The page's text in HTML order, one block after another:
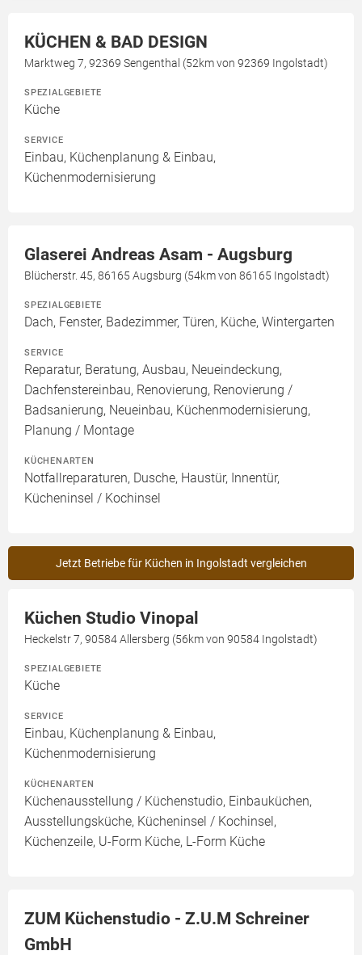
KÜCHEN & BAD DESIGN
Marktweg 7, 92369 Sengenthal (52km von 92369 Ingolstadt)
SPEZIALGEBIETE
Küche
SERVICE
Einbau, Küchenplanung & Einbau,
Küchenmodernisierung
Glaserei Andreas Asam - Augsburg
Blücherstr. 45, 86165 Augsburg (54km von 86165 Ingolstadt)
SPEZIALGEBIETE
Dach, Fenster, Badezimmer, Türen, Küche, Wintergarten
SERVICE
Reparatur, Beratung, Ausbau, Neueindeckung,
Dachfenstereinbau, Renovierung, Renovierung /
Badsanierung, Neueinbau, Küchenmodernisierung,
Planung / Montage
KÜCHENARTEN
Notfallreparaturen, Dusche, Haustür, Innentür,
Kücheninsel / Kochinsel
Jetzt Betriebe für Küchen in Ingolstadt vergleichen
Küchen Studio Vinopal
Heckelstr 7, 90584 Allersberg (56km von 90584 Ingolstadt)
SPEZIALGEBIETE
Küche
SERVICE
Einbau, Küchenplanung & Einbau,
Küchenmodernisierung
KÜCHENARTEN
Küchenausstellung / Küchenstudio, Einbauküchen,
Ausstellungsküche, Kücheninsel / Kochinsel,
Küchenzeile, U-Form Küche, L-Form Küche
ZUM Küchenstudio - Z.U.M Schreiner
GmbH